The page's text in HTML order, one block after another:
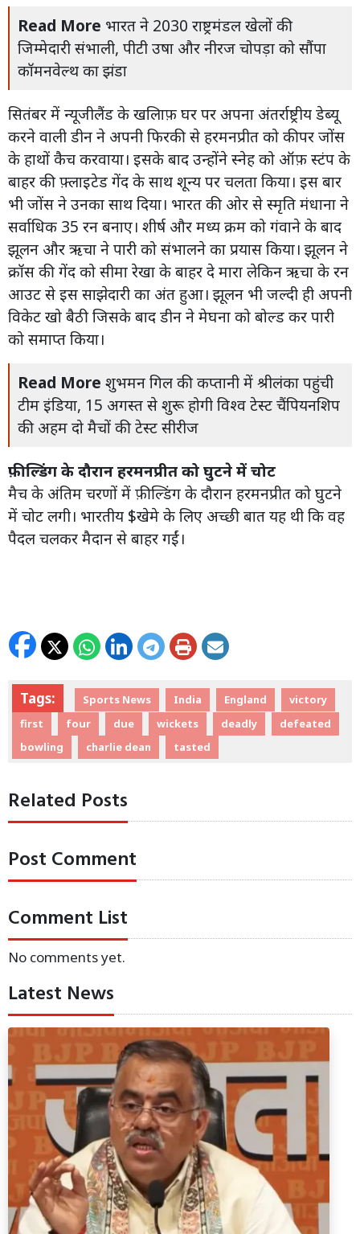
Read More भारत ने 2030 राष्ट्रमंडल खेलों की
जिम्मेदारी संभाली, पीटी उषा और नीरज चोपड़ा को सौंपा
कॉमनवेल्थ का झंडा
सितंबर में न्यूजीलैंड के खलिाफ़ घर पर अपना अंतर्राष्ट्रीय डेब्यू
करने वाली डीन ने अपनी फिरकी से हरमनप्रीत को कीपर जोंस
के हाथों कैच करवाया। इसके बाद उन्होंने स्नेह को ऑफ़ स्टंप के
बाहर की फ़्लाइटेड गेंद के साथ शून्य पर चलता किया। इस बार
भी जोंस ने उनका साथ दिया। भारत की ओर से स्मृति मंधाना ने
सर्वाधिक 35 रन बनाए। शीर्ष और मध्य क्रम को गंवाने के बाद
झूलन और ऋचा ने पारी को संभालने का प्रयास किया। झूलन ने
क्रॉस की गेंद को सीमा रेखा के बाहर दे मारा लेकिन ऋचा के रन
आउट से इस साझेदारी का अंत हुआ। झूलन भी जल्दी ही अपनी
विकेट खो बैठी जिसके बाद डीन ने मेघना को बोल्ड कर पारी
को समाप्त किया।
Read More शुभमन गिल की कप्तानी में श्रीलंका पहुंची
टीम इंडिया, 15 अगस्त से शुरू होगी विश्व टेस्ट चैंपियनशिप
की अहम दो मैचों की टेस्ट सीरीज
फ़ील्डिंग के दौरान हरमनप्रीत को घुटने में चोट
मैच के अंतिम चरणों में फ़ील्डिंग के दौरान हरमनप्रीत को घुटने
में चोट लगी। भारतीय $खेमे के लिए अच्छी बात यह थी कि वह
पैदल चलकर मैदान से बाहर गईं।
Tags: Sports News India England
victory
first
four due wickets deadly
defeated
bowling
charlie dean tasted
Related Posts
Post Comment
Comment List
No comments yet.
Latest News